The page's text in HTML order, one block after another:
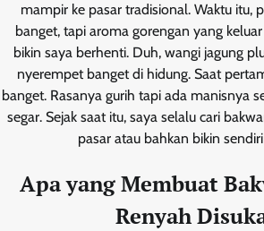
mampir ke pasar tradisional. Waktu itu,
banget, tapi aroma gorengan yang
bikin saya berhenti. Duh, wangi jagung
nyerempet banget di hidung. Saat
banget. Rasanya gurih tapi ada manisnya
segar. Sejak saat itu, saya selalu cari
pasar atau bahkan bikin
Apa yang Membuat
Renyah